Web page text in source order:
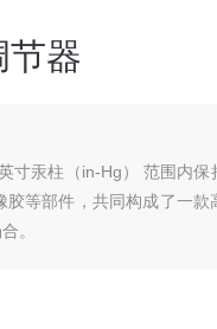
节器
寸汞柱（in-Hg） 范围内保
等部件，共同构成了一款
。